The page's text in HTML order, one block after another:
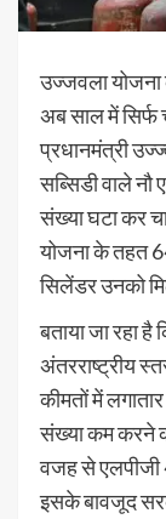
उज्जवला योजना
अब साल में
प्रधानमंत्री
सब्सिडी वाले
संख्या घटा कर
योजना के तहत
सिलेंडर उनको
बताया जा रहा
अंतरराष्ट्रीय
कीमतों में
संख्या कम करने
वजह से एलपीजी
इसके बावजूद